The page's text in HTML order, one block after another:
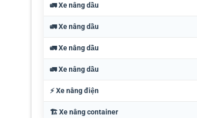
🚛 Xe nâng dầu
🚛 Xe nâng dầu
🚛 Xe nâng dầu
🚛 Xe nâng dầu
⚡ Xe nâng điện
🏗️ Xe nâng container